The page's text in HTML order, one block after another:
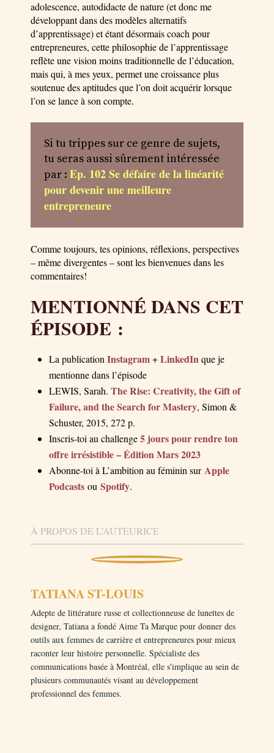
adolescence, autodidacte de nature (et donc me
développant dans des modèles alternatifs
d’apprentissage) et étant désormais coach pour
entrepreneures, cette philosophie de l’apprentissage
reflète une vision moins traditionnelle de l’éducation,
mais qui, à mes yeux, permet une croissance plus
soutenue des aptitudes que l’on doit acquérir lorsque
l’on se lance à son compte.
Si tu trippes sur ce genre de sujets,
tu seras aussi sûrement intéressée
par : Ep. 102 Se défaire de la linéarité
pour devenir une meilleure
entrepreneure
Comme toujours, tes opinions, réflexions, perspectives
– même divergentes – sont les bienvenues dans les
commentaires!
MENTIONNÉ DANS CET
ÉPISODE :
La publication Instagram+LinkedInque je
mentionne dans l’épisode
LEWIS, Sarah. The Rise: Creativity, the Gift of
Failure, and the Search for Mastery, Simon &
Schuster, 2015, 272 p.
Inscris-toi au challenge5 jours pour rendre ton
offre irrésistible – Édition Mars 2023
Abonne-toi à L’ambition au féminin surApple
Podcasts ou Spotify.
À PROPOS DE L’AUTEURICE
TATIANA ST-LOUIS
Adepte de littérature russe et collectionneuse de lunettes de
designer, Tatiana a fondé Aime Ta Marque pour donner des
outils aux femmes de carrière et entrepreneures pour mieux
raconter leur histoire personnelle. Spécialiste des
communications basée à Montréal, elle s'implique au sein de
plusieurs communautés visant au développement
professionnel des femmes.